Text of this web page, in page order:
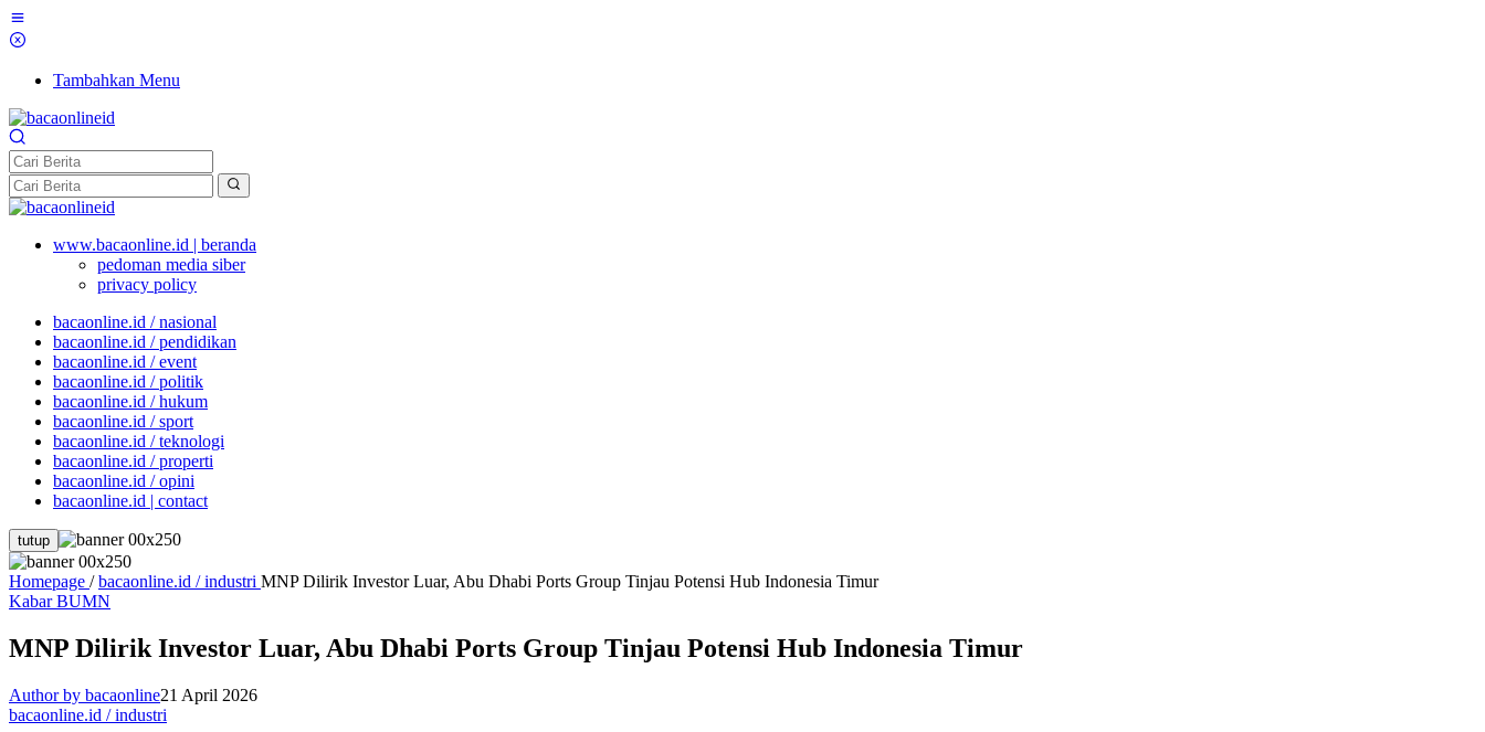
Tambahkan Menu
www.bacaonline.id | beranda
pedoman media siber
privacy policy
bacaonline.id / nasional
bacaonline.id / pendidikan
bacaonline.id / event
bacaonline.id / politik
bacaonline.id / hukum
bacaonline.id / sport
bacaonline.id / teknologi
bacaonline.id / properti
bacaonline.id / opini
bacaonline.id | contact
tutup
Homepage / bacaonline.id / industri MNP Dilirik Investor Luar, Abu Dhabi Ports Group Tinjau Potensi Hub Indonesia Timur
Kabar BUMN
MNP Dilirik Investor Luar, Abu Dhabi Ports Group Tinjau Potensi Hub Indonesia Timur
Author by bacaonline21 April 2026
bacaonline.id / industri